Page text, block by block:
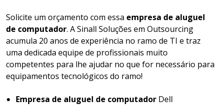
Solicite um orçamento com essa empresa de aluguel
de computador. A Sinall Soluções em Outsourcing
acumula 20 anos de experiência no ramo de TI e traz
uma dedicada equipe de profissionais muito
competentes para lhe ajudar no que for necessário para
equipamentos tecnológicos do ramo!
Empresa de aluguel de computador Dell